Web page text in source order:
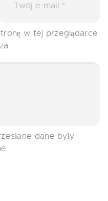
w tej przeglądarce
dane były